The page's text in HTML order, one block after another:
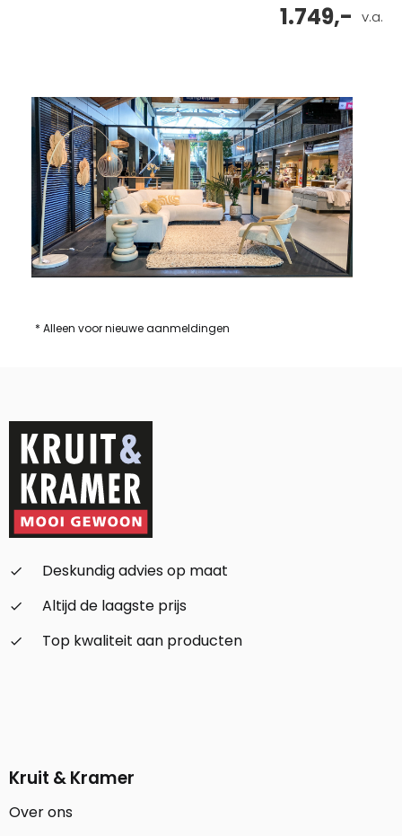
v.a.
1.749,-
* Alleen voor nieuwe aanmeldingen
check_small
Deskundig advies op maat
check_small
Altijd de laagste prijs
check_small
Top kwaliteit aan producten
Kruit & Kramer
Over ons